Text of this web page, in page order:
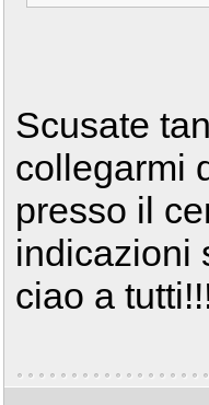
Scusate
collegarmi
presso il
indicazioni
ciao a